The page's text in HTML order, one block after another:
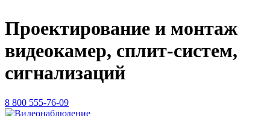
Проектирование и монтаж
видеокамер, сплит-систем,
сигнализаций
8 800 555-76-09